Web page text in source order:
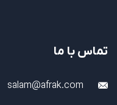
تماس با ما
salam@afrak.com